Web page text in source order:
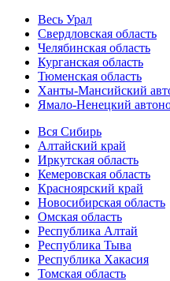
Весь Урал
Свердловская область
Челябинская область
Курганская область
Тюменская область
Ханты-Мансийский
Ямало-Ненецкий
Вся Сибирь
Алтайский край
Иркутская область
Кемеровская область
Красноярский край
Новосибирская область
Омская область
Республика Алтай
Республика Тыва
Республика Хакасия
Томская область